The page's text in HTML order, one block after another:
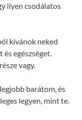
ilyen csodálatos
kívánok neked
egészséget.
vagy.
barátom, és
legyen, mint te.